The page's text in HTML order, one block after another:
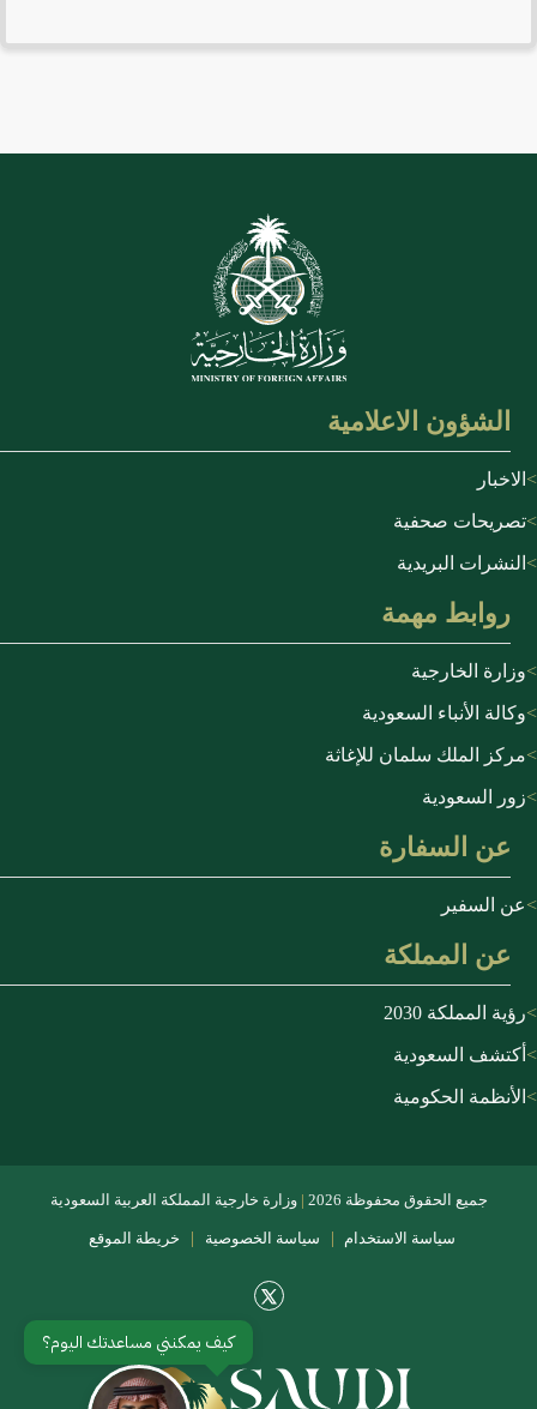
الشؤون الاعلامية
الاخبار
تصريحات صحفية
النشرات البريدية
روابط مهمة
وزارة الخارجية
وكالة الأنباء السعودية
مركز الملك سلمان للإغاثة
زور السعودية
عن السفارة
عن السفير
عن المملكة
رؤية المملكة 2030
أكتشف السعودية
الأنظمة الحكومية
جميع الحقوق محفوظة 2026
|وزارة خارجية المملكة العربية السعودية
سياسة الاستخدام | سياسة الخصوصية | خريطة الموقع